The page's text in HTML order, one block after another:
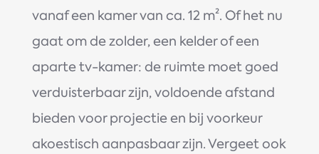
vanaf een kamer van ca. 12 m². Of het nu
gaat om de zolder, een kelder of een
aparte tv-kamer: de ruimte moet goed
verduisterbaar zijn, voldoende afstand
bieden voor projectie en bij voorkeur
akoestisch aanpasbaar zijn. Vergeet ook